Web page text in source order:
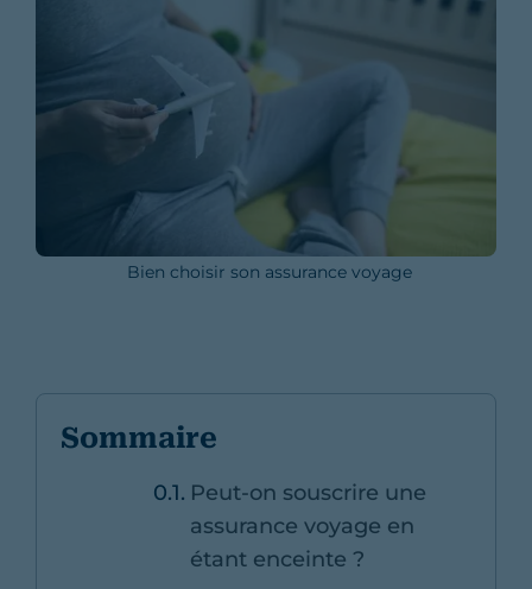
Bien choisir son assurance voyage
Sommaire
Peut-on souscrire une
assurance voyage en
étant enceinte ?